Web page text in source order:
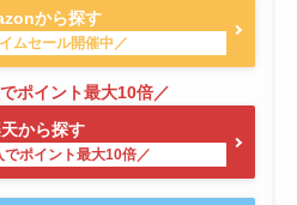
から探す
から探す